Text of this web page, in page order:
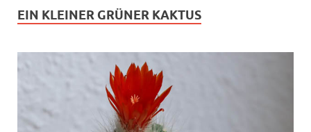
EIN KLEINER GRÜNER KAKTUS